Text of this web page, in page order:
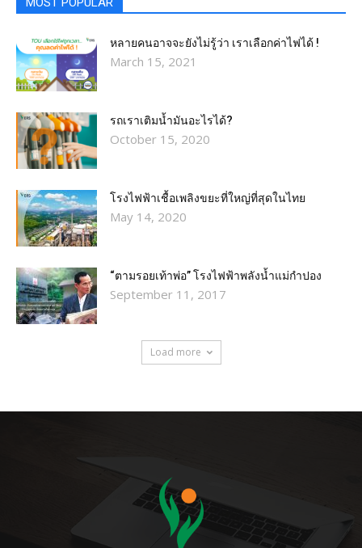
หลายคนอาจจะยังไม่รู้ว่า เราเลือกค่าไฟได้ !
March 15, 2021
รถเราเติมน้ำมันอะไรได้?​
October 15, 2020
โรงไฟฟ้าเชื้อเพลิงขยะที่ใหญ่ที่สุดในไทย
May 14, 2020
“ตามรอยเท้าพ่อ” โรงไฟฟ้าพลังน้ำแม่กำปอง
September 11, 2017
Load more